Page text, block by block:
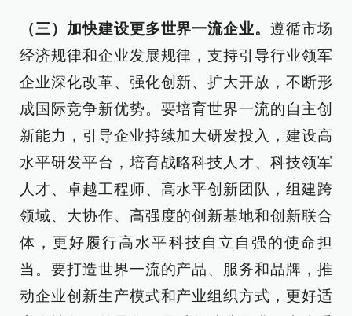
（三）加快建设更多世界一流企业。遵循市场
经济规律和企业发展规律，支持引导行业领军
企业深化改革、强化创新、扩大开放，不断形
成国际竞争新优势。要培育世界一流的自主创
新能力，引导企业持续加大研发投入，建设高
水平研发平台，培育战略科技人才、科技领军
人才、卓越工程师、高水平创新团队，组建跨
领域、大协作、高强度的创新基地和创新联合
体，更好履行高水平科技自立自强的使命担
当。要打造世界一流的产品、服务和品牌，推
动企业创新生产模式和产业组织方式，更好适